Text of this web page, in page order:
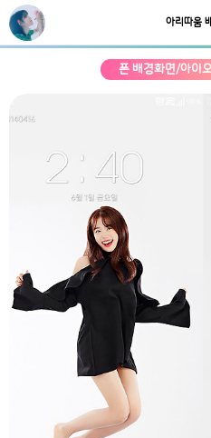
아리따움
폰 배경화면/아이